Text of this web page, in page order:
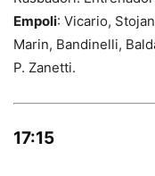
Empoli: Vicario,
Marin, Bandinelli,
P. Zanetti.
17:15